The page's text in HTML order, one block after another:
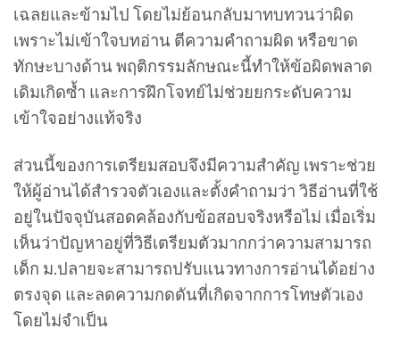
เฉลยและข้ามไป โดยไม่ย้อนกลับมาทบทวนว่าผิด
เพราะไม่เข้าใจบทอ่าน ตีความคำถามผิด หรือขาด
ทักษะบางด้าน พฤติกรรมลักษณะนี้ทำให้ข้อผิดพลาด
เดิมเกิดซ้ำ และการฝึกโจทย์ไม่ช่วยยกระดับความ
เข้าใจอย่างแท้จริง
ส่วนนี้ของการเตรียมสอบจึงมีความสำคัญ เพราะช่วย
ให้ผู้อ่านได้สำรวจตัวเองและตั้งคำถามว่า วิธีอ่านที่ใช้
อยู่ในปัจจุบันสอดคล้องกับข้อสอบจริงหรือไม่ เมื่อเริ่ม
เห็นว่าปัญหาอยู่ที่วิธีเตรียมตัวมากกว่าความสามารถ
เด็ก ม.ปลายจะสามารถปรับแนวทางการอ่านได้อย่าง
ตรงจุด และลดความกดดันที่เกิดจากการโทษตัวเอง
โดยไม่จำเป็น